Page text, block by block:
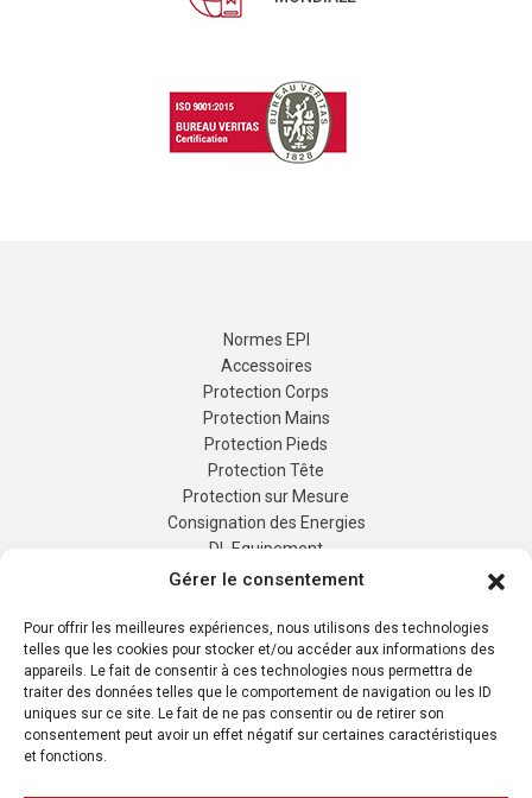
Gérer le consentement
Pour offrir les meilleures expériences, nous utilisons des technologies
telles que les cookies pour stocker et/ou accéder aux informations des
appareils. Le fait de consentir à ces technologies nous permettra de
traiter des données telles que le comportement de navigation ou les ID
uniques sur ce site. Le fait de ne pas consentir ou de retirer son
consentement peut avoir un effet négatif sur certaines caractéristiques
et fonctions.
Normes EPI
Accessoires
Protection Corps
Protection Mains
Protection Pieds
Protection Tête
Protection sur Mesure
DL Equipement
Fabrication sur-mesure
Produits
Contact
Demande de devis